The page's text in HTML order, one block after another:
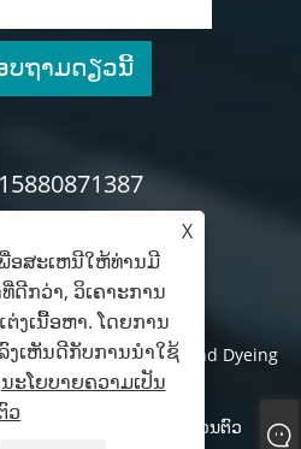
ບຖາມດຽວນີ້
Hongshun Printing and Dyeing
Co., Ltd.
ນະໂຍບາຍຄວາມເປັນສ່ວນຕົວ
X
ອສະເຫນີໃຫ້ທ່ານມີ
ກວ່າ, ວິເຄາະການ
ງເນື້ອຫາ. ໂດຍການ
ງເຫັນດີກັບການນໍາໃຊ້
ນະໂຍບາຍຄວາມເປັນ
ວ